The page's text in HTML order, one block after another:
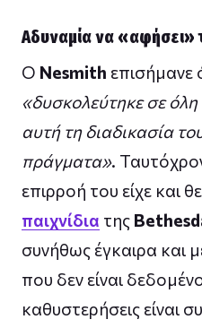
Αδυναμία να «αφήσει»
Ο Nesmith επισήμανε
«δυσκολεύτηκε σε όλη
αυτή τη διαδικασία
πράγματα».
επιρροή του είχε και
παιχνίδια της
συνήθως έγκαιρα και
που δεν είναι
καθυστερήσεις είναι